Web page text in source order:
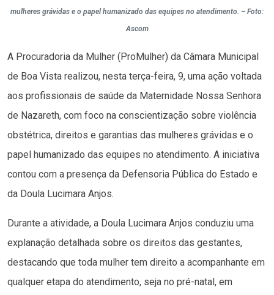
mulheres grávidas e o papel humanizado das equipes no atendimento. – Foto:
Ascom
A Procuradoria da Mulher (ProMulher) da Câmara Municipal
de Boa Vista realizou, nesta terça-feira, 9, uma ação voltada
aos profissionais de saúde da Maternidade Nossa Senhora
de Nazareth, com foco na conscientização sobre violência
obstétrica, direitos e garantias das mulheres grávidas e o
papel humanizado das equipes no atendimento. A iniciativa
contou com a presença da Defensoria Pública do Estado e
da Doula Lucimara Anjos.
Durante a atividade, a Doula Lucimara Anjos conduziu uma
explanação detalhada sobre os direitos das gestantes,
destacando que toda mulher tem direito a acompanhante em
qualquer etapa do atendimento, seja no pré-natal, em